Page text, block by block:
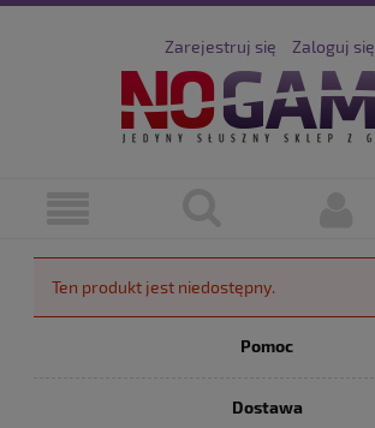
Zarejestruj się Zaloguj się
Ten produkt jest niedostępny.
Pomoc
Dostawa